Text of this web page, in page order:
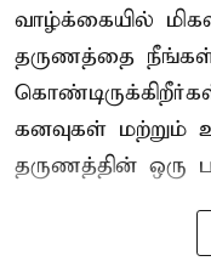
வாழ்க்கையில்
தருணத்தை நீங்கள்
கனவுகள் மற்றும்
தருணத்தின் ஒரு